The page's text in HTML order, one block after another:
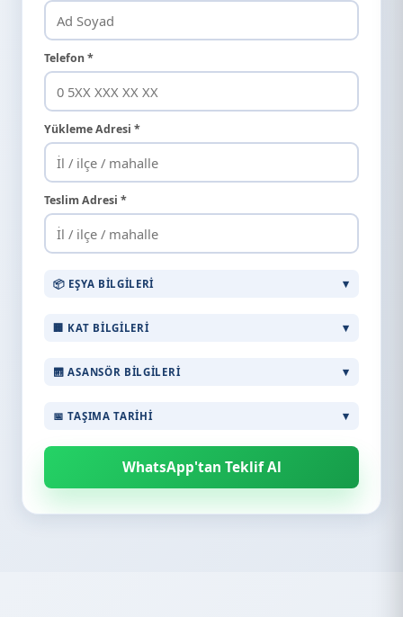
Telefon *
Yükleme Adresi *
Teslim Adresi *
📦 EŞYA BILGILERI
🏢 KAT BILGILERI
🛗 ASANSÖR BILGILERI
📅 TAŞIMA TARIHI
WhatsApp'tan Teklif Al